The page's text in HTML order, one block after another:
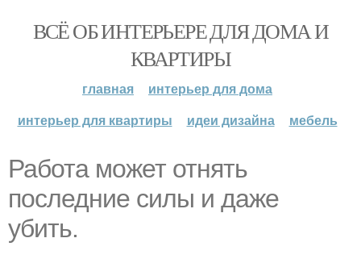
ВСЁ ОБ ИНТЕРЬЕРЕ ДЛЯ ДОМА И
КВАРТИРЫ
главная
интерьер для дома
интерьер для квартиры
идеи дизайна мебель
Работа может отнять
последние силы и даже
убить.